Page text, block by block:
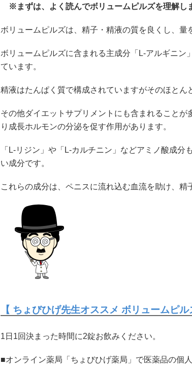
※まずは、よく読んでボリュームピルズを理解し
ボリュームピルズは、精子・精液の質を良くし、量
ボリュームピルズに含まれる主成分「L-アルギニ
ています。
精液はたんぱく質で構成されていますがそのほとん
その他ダイエットサプリメントにも含まれること
り成長ホルモンの分泌を促す作用があります。
「L-リジン」や「L-カルチニン」などアミノ酸成
い成分です。
これらの成分は、ペニスに流れ込む血流を助け、精
【 ちょびひげ先生オススメ ボリュームピル
1日1回決まった時間に2錠お飲みください。
■オンライン薬局「ちょびひげ薬局」で医薬品の個